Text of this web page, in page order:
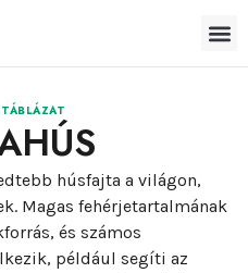
húsfajta a világon,
Magas fehérjetartalmának
és számos
például segíti az